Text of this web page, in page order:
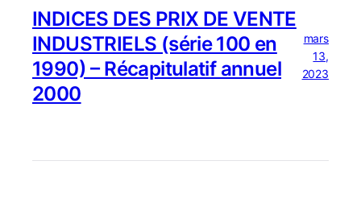
INDICES DES PRIX DE VENTE
INDUSTRIELS (série 100 en
1990) – Récapitulatif annuel
2000
mars
13,
2023